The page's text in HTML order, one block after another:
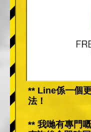
** Line係一個
法！
** 我哋有專門